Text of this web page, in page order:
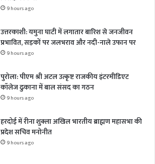
9 hours ago
उत्तरकाशी: यमुना घाटी में लगातार बारिश से जनजीवन
प्रभावित, सड़कों पर जलभराव और नदी-नाले उफान पर
9 hours ago
पुरोला: पीएम श्री अटल उत्कृष्ट राजकीय इंटरमीडिएट
कॉलेज ढुकाना में बाल संसद का गठन
9 hours ago
हरदोई में रीना शुक्ला अखिल भारतीय ब्राह्मण महासभा की
प्रदेश सचिव मनोनीत
9 hours ago